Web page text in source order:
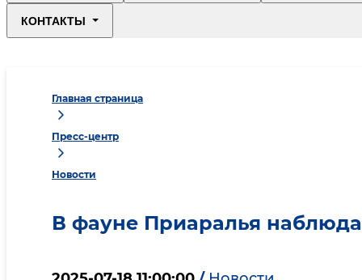
КОНТАКТЫ
Главная страница
Пресс-центр
Новости
В фауне Приаралья